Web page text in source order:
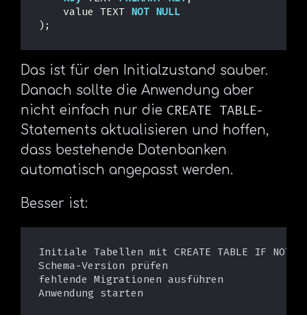
value
TEXT NOT NULL
);
Das ist für den Initialzustand sauber.
Danach sollte die Anwendung aber
nicht einfach nur die CREATE TABLE-
Statements aktualisieren und hoffen,
dass bestehende Datenbanken
automatisch angepasst werden.
Besser ist:
Initiale Tabellen mit CREATE TABLE IF NOT
Schema-Version prüfen
fehlende Migrationen ausführen